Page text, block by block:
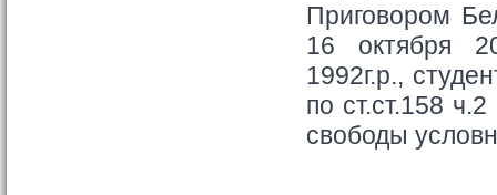
Приговором
16 октября
1992г.р.,
по ст.ст.158
свободы